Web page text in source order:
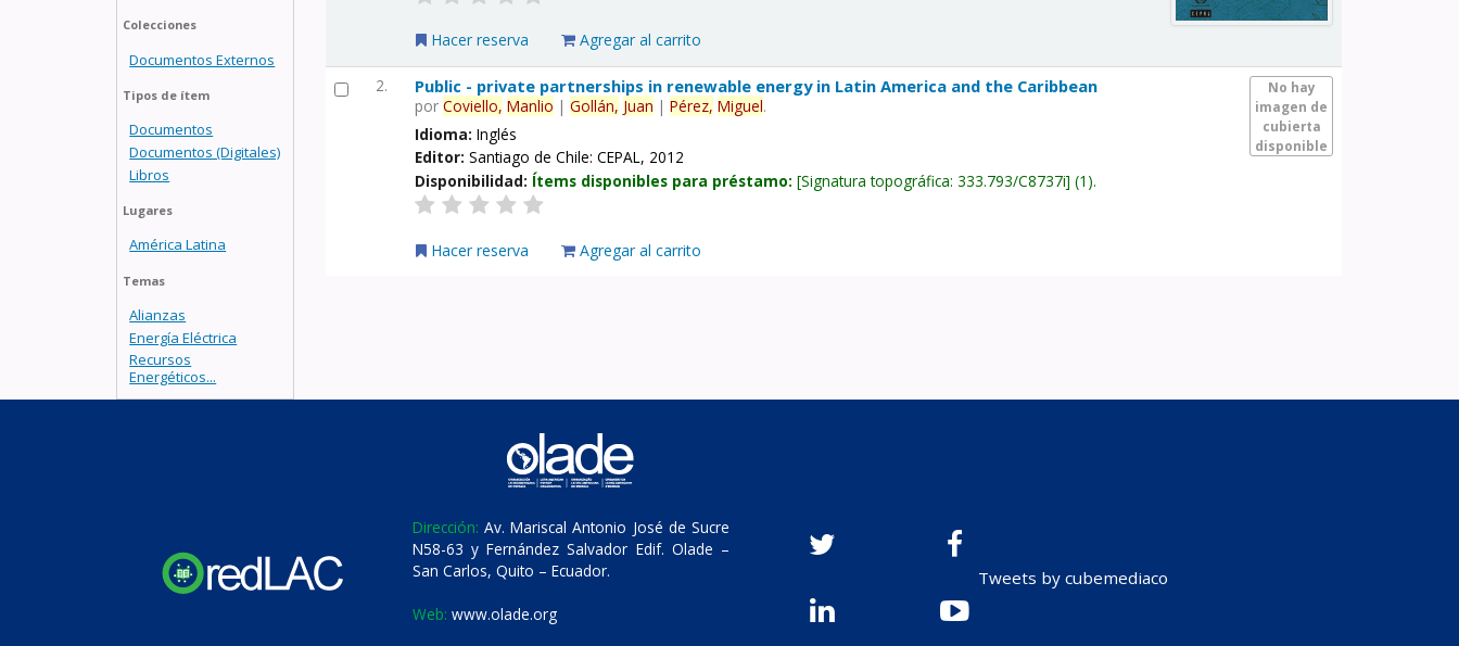
Colecciones
Documentos Externos
Tipos de ítem
Documentos
Documentos (Digitales)
Libros
Lugares
América Latina
Temas
Alianzas
Energía Eléctrica
Recursos
Energéticos...
Hacer reserva Agregar al carrito
2.
No hay
imagen de
cubierta
disponible
Public - private partnerships in renewable energy in Latin America and the Caribbean
porCoviello, Manlio |Gollán, Juan |Pérez, Miguel.
Idioma:Inglés
Editor:Santiago de Chile: CEPAL, 2012
Disponibilidad: Ítems disponibles para préstamo: Signatura topográfica:333.793/C8737i (1).
Hacer reserva Agregar al carrito
Dirección: Av. Mariscal Antonio José de Sucre
N58-63 y Fernández Salvador Edif. Olade –
San Carlos, Quito – Ecuador.
Web: www.olade.org
Tweets by cubemediaco